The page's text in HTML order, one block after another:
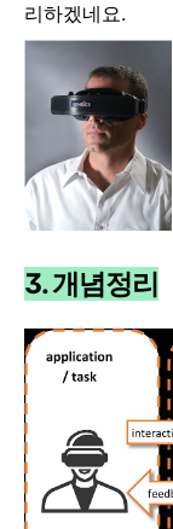
리하겠네요.
3. 개념정리